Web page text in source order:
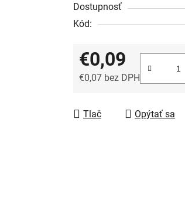
Dostupnosť
Kód:
€0,09
€0,07 bez DPH
Tlač Opýtať sa